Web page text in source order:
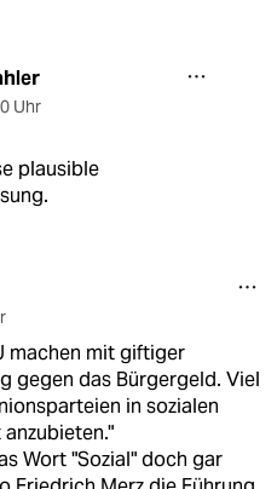
Uhr
plausible
machen mit giftiger
gegen das Bürgergeld. Viel
in sozialen
Wort "Sozial" doch gar